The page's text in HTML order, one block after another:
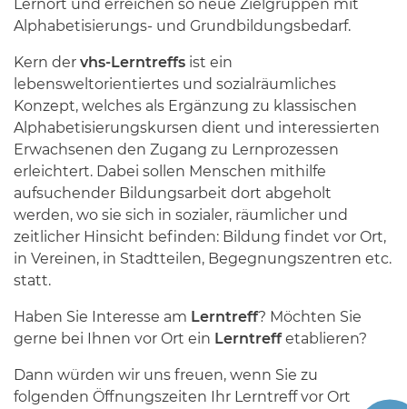
Lernort und erreichen so neue Zielgruppen mit
Alphabetisierungs- und Grundbildungsbedarf.
Kern der vhs-Lerntreffs ist ein
lebensweltorientiertes und sozialräumliches
Konzept, welches als Ergänzung zu klassischen
Alphabetisierungskursen dient und interessierten
Erwachsenen den Zugang zu Lernprozessen
erleichtert. Dabei sollen Menschen mithilfe
aufsuchender Bildungsarbeit dort abgeholt
werden, wo sie sich in sozialer, räumlicher und
zeitlicher Hinsicht befinden: Bildung findet vor Ort,
in Vereinen, in Stadtteilen, Begegnungszentren etc.
statt.
Haben Sie Interesse am Lerntreff? Möchten Sie
gerne bei Ihnen vor Ort ein Lerntreffetablieren?
Dann würden wir uns freuen, wenn Sie zu
folgenden Öffnungszeiten Ihr Lerntreff vor Ort